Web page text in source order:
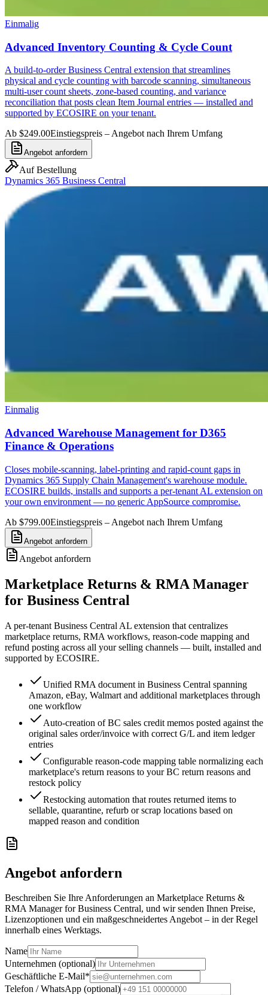
Einmalig
Advanced Inventory Counting & Cycle Count
A build-to-order Business Central extension that streamlines
physical and cycle counting with barcode scanning, simultaneous
multi-user count sheets, zone-based counting, and variance
reconciliation that posts clean Item Journal entries — installed and
supported by ECOSIRE on your tenant.
Ab $249.00Einstiegspreis – Angebot nach Ihrem Umfang
Angebot anfordern
Auf Bestellung
Dynamics 365 Business Central
Einmalig
Advanced Warehouse Management for D365
Finance & Operations
Closes mobile-scanning, label-printing and rapid-count gaps in
Dynamics 365 Supply Chain Management's warehouse module.
ECOSIRE builds, installs and supports a per-tenant AL extension on
your own environment — no generic AppSource compromise.
Ab $799.00Einstiegspreis – Angebot nach Ihrem Umfang
Angebot anfordern
Angebot anfordern
Marketplace Returns & RMA Manager
for Business Central
A per-tenant Business Central AL extension that centralizes
marketplace returns, RMA workflows, reason-code mapping and
refund posting across all your selling channels — built, installed and
supported by ECOSIRE.
Unified RMA document in Business Central spanning
Amazon, eBay, Walmart and additional marketplaces through
one workflow
Auto-creation of BC sales credit memos posted against the
original sales order/invoice with correct G/L and item ledger
entries
Configurable reason-code mapping table normalizing each
marketplace's return reasons to your BC return reasons and
restock policy
Restocking automation that routes returned items to
sellable, quarantine, refurb or scrap locations based on
mapped reason and condition
Angebot anfordern
Beschreiben Sie Ihre Anforderungen an Marketplace Returns &
RMA Manager for Business Central, und wir senden Ihnen Preise,
Lizenzoptionen und ein maßgeschneidertes Angebot – in der Regel
innerhalb eines Werktags.
Name
Unternehmen (optional)
Geschäftliche E-Mail*
Telefon / WhatsApp (optional)